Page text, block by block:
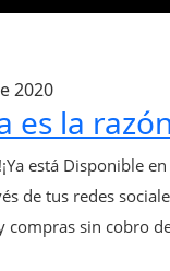
2020
es la
está Disponible
de tus redes
compras sin cobro